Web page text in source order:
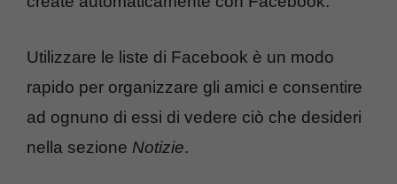
Utilizzare le liste di Facebook è un modo
rapido per organizzare gli amici e consentire
ad ognuno di essi di vedere ciò che desideri
nella sezione Notizie.